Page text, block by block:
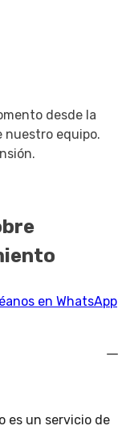
desde la
nuestro equipo.
en WhatsApp
es un servicio de